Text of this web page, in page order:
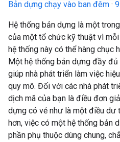
Bản dựng chạy vào ban đêm ·
Hệ thống bản dựng là một
của một tổ chức kỹ thuật vì
hệ thống này có thể hàng chục
Một hệ thống bản dựng đầy
giúp nhà phát triển làm việc
quy mô. Đối với các nhà phát
dịch mã của bạn là điều đơn
dựng có vẻ như là một điều dư
hơn, việc có một hệ thống bản
phần phụ thuộc dùng chung,